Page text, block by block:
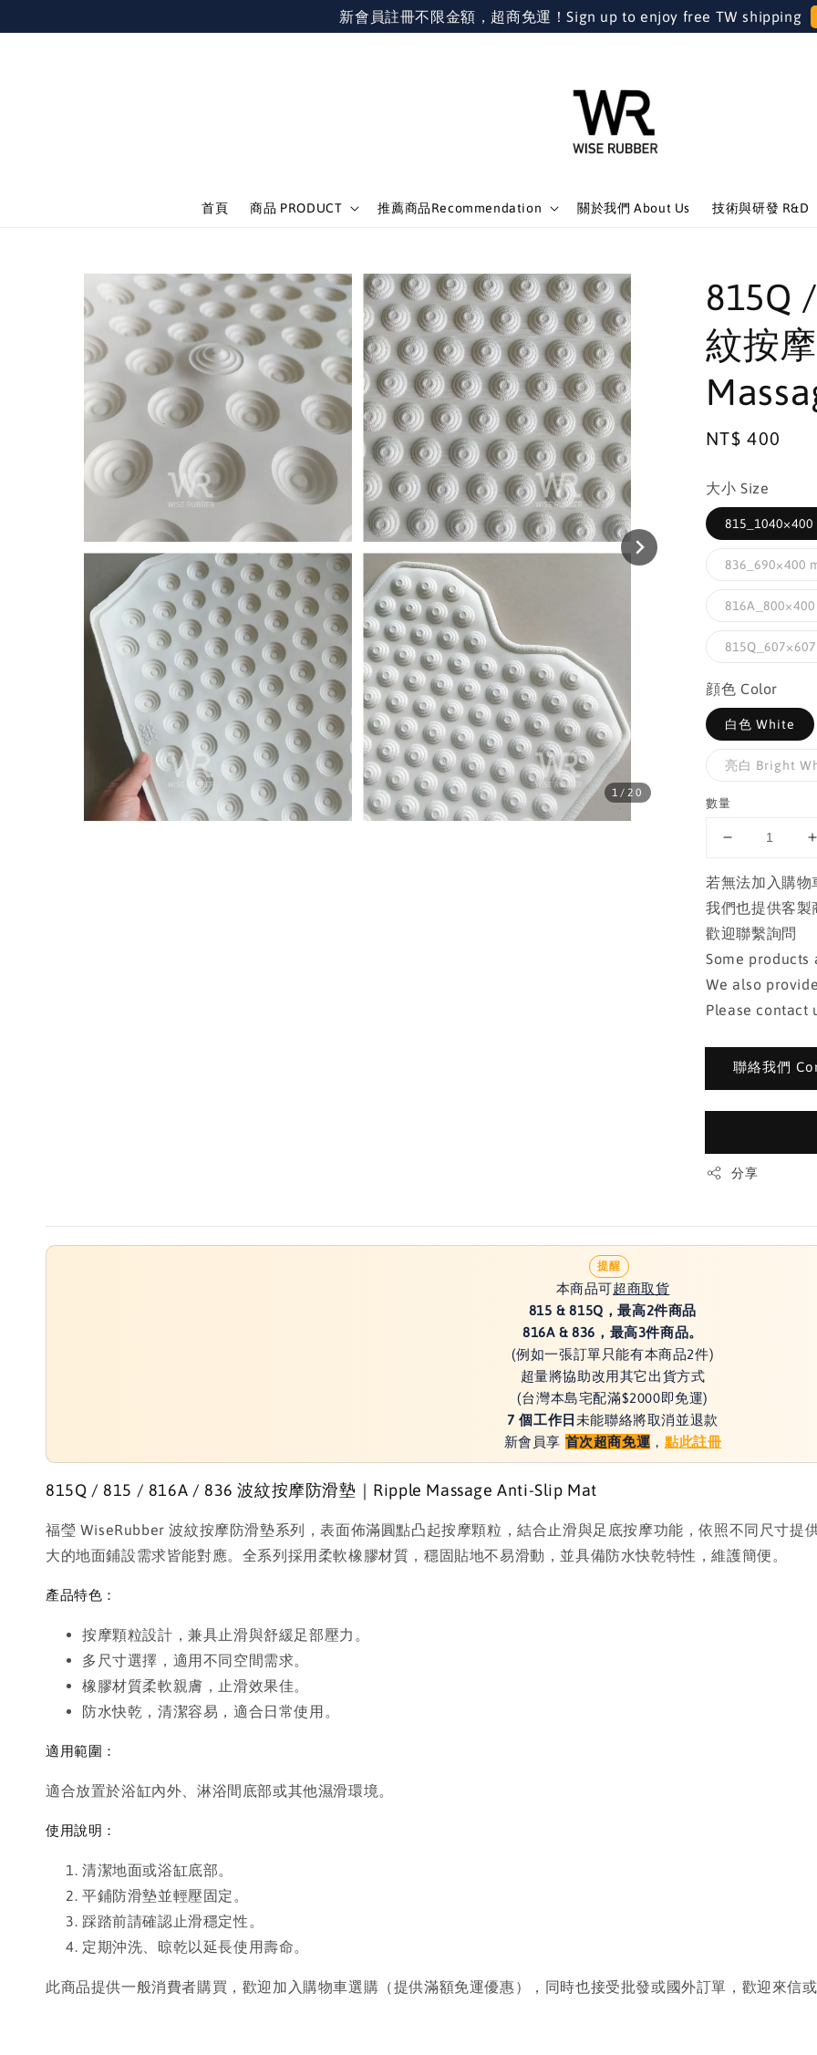
新會員註冊不限金額，超商免運！Sign up to enjoy free TW shipping
首頁 商品 PRODUCT 推薦商品Recommendation 關於我們 About Us 技術與研發 R&D
1 /20
815Q
紋按
Regular
NT$ 400
大小 Size
836_690×400
顔色 Color
白色 White
亮白 Bright
數量
若無法加入購
我們也提供客製
歡迎聯繫詢問
Some
We also
Please contact
聯絡我們
分享
提醒
本商品可超商取貨
815 & 815Q，最高2件商品
816A & 836，最高3件商品。
(例如一張訂單只能有本商品2件)
超量將協助改用其它出貨方式
(台灣本島宅配滿$2000即免運)
7 個工作日 未能聯絡將取消並退款
新會員享 首次超商免運 ， 點此註冊
815Q / 815 / 816A / 836 波紋按摩防滑墊｜Ripple Massage Anti-Slip Mat
福瑩 WiseRubber 波紋按摩防滑墊系列，表面佈滿圓點凸起按摩顆粒，結合止滑與足底按摩功能，依照不同尺寸提
大的地面鋪設需求皆能對應。全系列採用柔軟橡膠材質，穩固貼地不易滑動，並具備防水快乾特性，維護簡便。
產品特色：
按摩顆粒設計，兼具止滑與舒緩足部壓力。
多尺寸選擇，適用不同空間需求。
橡膠材質柔軟親膚，止滑效果佳。
防水快乾，清潔容易，適合日常使用。
適用範圍：
適合放置於浴缸內外、淋浴間底部或其他濕滑環境。
使用說明：
清潔地面或浴缸底部。
平鋪防滑墊並輕壓固定。
踩踏前請確認止滑穩定性。
定期沖洗、晾乾以延長使用壽命。
此商品提供一般消費者購買，歡迎加入購物車選購（提供滿額免運優惠），同時也接受批發或國外訂單，歡迎來信或